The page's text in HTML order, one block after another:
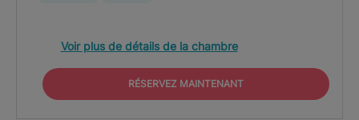
Voir plus de détails de la chambre
RÉSERVEZ MAINTENANT